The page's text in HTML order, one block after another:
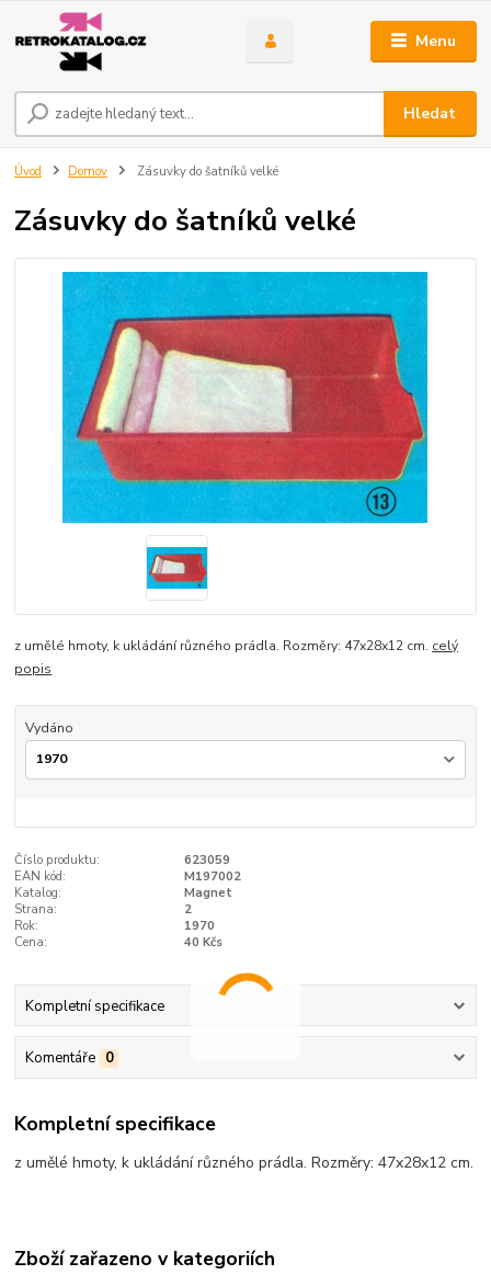
Menu
Hledat
Úvod Domov Zásuvky do šatníků velké
Zásuvky do šatníků velké
z umělé hmoty, k ukládání různého prádla. Rozměry: 47x28x12 cm. celý
popis
Vydáno
Číslo produktu:
623059
EAN kód:
M197002
Katalog:
Magnet
Strana:
2
Rok:
1970
Cena:
40 Kčs
Kompletní specifikace
Komentáře 0
Kompletní specifikace
z umělé hmoty, k ukládání různého prádla. Rozměry: 47x28x12 cm.
Zboží zařazeno v kategoriích